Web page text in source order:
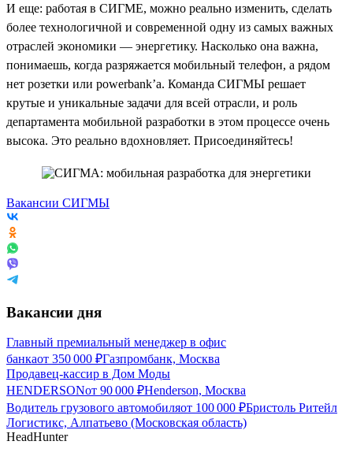
И еще: работая в СИГМЕ, можно реально изменить, сделать
более технологичной и современной одну из самых важных
отраслей экономики — энергетику. Насколько она важна,
понимаешь, когда разряжается мобильный телефон, а рядом
нет розетки или powerbank’a. Команда СИГМЫ решает
крутые и уникальные задачи для всей отрасли, и роль
департамента мобильной разработки в этом процессе очень
высока. Это реально вдохновляет. Присоединяйтесь!
Вакансии СИГМЫ
Вакансии дня
Главный премиальный менеджер в офис
банкаот 350 000 ₽Газпромбанк, Москва
Продавец-кассир в Дом Моды
HENDERSONот 90 000 ₽Henderson, Москва
Водитель грузового автомобиляот 100 000 ₽Бристоль Ритейл
Логистикс, Алпатьево (Московская область)
HeadHunter